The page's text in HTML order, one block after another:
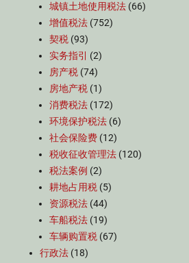
城镇土地使用税法 (66)
增值税法 (752)
契税 (93)
实务指引
(2)
房产税 (74)
房地产税 (1)
消费税法 (172)
环境保护税法 (6)
社会保险费 (12)
税收征收管理法 (120)
税法案例 (2)
耕地占用税 (5)
资源税法 (44)
车船税法 (19)
车辆购置税 (67)
行政法 (18)